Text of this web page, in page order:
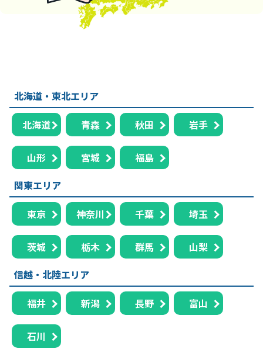
北海道・東北エリア
北海道 青森 秋田 岩手
山形 宮城
福島
関東エリア
東京 神奈川 千葉 埼玉
茨城 栃木 群馬
山梨
信越・北陸エリア
福井 新潟 長野 富山
石川